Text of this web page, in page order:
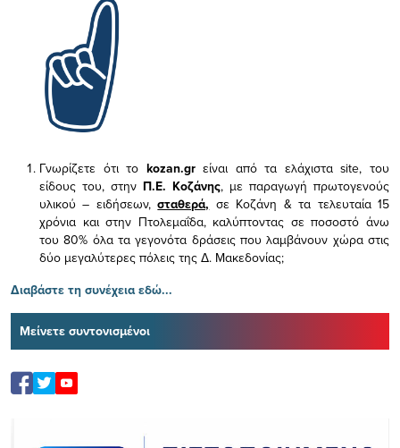
Γνωρίζετε ότι το kozan.gr είναι από τα ελάχισταsite, του
είδους του, στην Π.Ε. Κοζάνης, με παραγωγή πρωτογενούς
υλικού – ειδήσεων,σταθερά, σε Κοζάνη & τα τελευταία 15
χρόνια και στην Πτολεμαΐδα, καλύπτοντας σε ποσοστό άνω
του 80% όλα τα γεγονότα δράσεις που λαμβάνουν χώρα στις
δύο μεγαλύτερες πόλεις της Δ. Μακεδονίας;
Διαβάστε τη συνέχεια εδώ...
Μείνετε συντονισμένοι